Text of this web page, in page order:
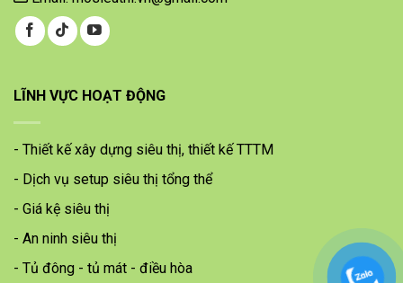
LĨNH VỰC HOẠT ĐỘNG
- Thiết kế xây dựng siêu thị, thiết kế TTTM
- Dịch vụ setup siêu thị tổng thể
- Giá kệ siêu thị
- An ninh siêu thị
- Tủ đông - tủ mát - điều hòa